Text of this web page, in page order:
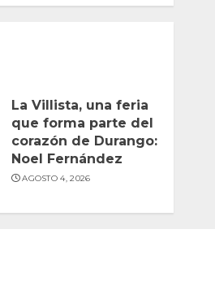
La Villista, una feria
que forma parte del
corazón de Durango:
Noel Fernández
AGOSTO 4, 2026